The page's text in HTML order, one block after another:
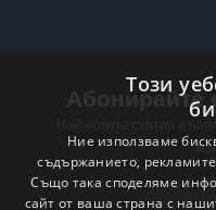
Абонирайте
Email
Този
Ние използваме
съдържанието,
Също така споделяме
сайт от ваша страна с